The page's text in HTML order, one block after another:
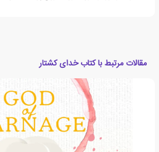
مقالات مرتبط با کتاب خدای کشتار